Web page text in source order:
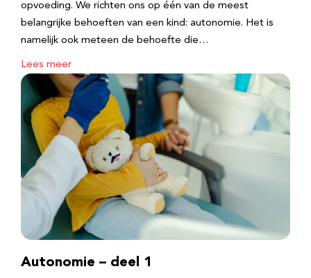
opvoeding. We richten ons op één van de meest
belangrijke behoeften van een kind: autonomie. Het is
namelijk ook meteen de behoefte die…
Lees meer
Autonomie – deel 1